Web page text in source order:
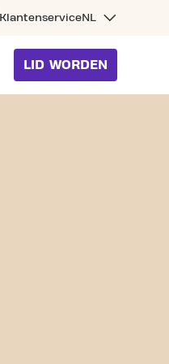
KlantenserviceNL
LID WORDEN